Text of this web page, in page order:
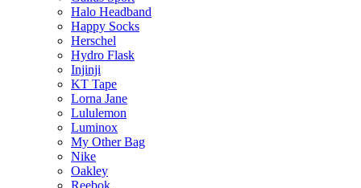
Halo Headband
Happy Socks
Herschel
Hydro Flask
Injinji
KT Tape
Lorna Jane
Lululemon
Luminox
My Other Bag
Nike
Oakley
Reebok